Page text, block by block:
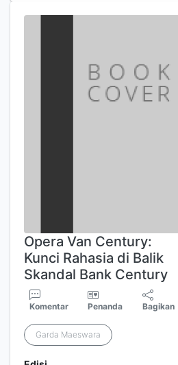
Opera Van Century:
Kunci Rahasia di Balik
Skandal Bank Century
Komentar Penanda Bagikan
Garda Maeswara